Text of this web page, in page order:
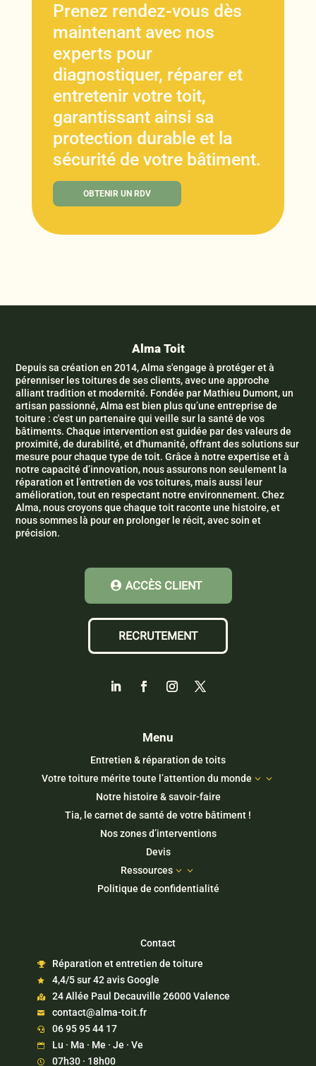
Prenez rendez-vous dès
maintenant avec nos
experts pour
diagnostiquer, réparer et
entretenir votre toit,
garantissant ainsi sa
protection durable et la
sécurité de votre bâtiment.
OBTENIR UN RDV
Alma Toit
Depuis sa création en 2014, Alma s'engage à protéger et à
pérenniser les toitures de ses clients, avec une approche
alliant tradition et modernité. Fondée par Mathieu Dumont, un
artisan passionné, Alma est bien plus qu’une entreprise de
toiture : c'est un partenaire qui veille sur la santé de vos
bâtiments. Chaque intervention est guidée par des valeurs de
proximité, de durabilité, et d'humanité, offrant des solutions sur
mesure pour chaque type de toit. Grâce à notre expertise et à
notre capacité d’innovation, nous assurons non seulement la
réparation et l’entretien de vos toitures, mais aussi leur
amélioration, tout en respectant notre environnement. Chez
Alma, nous croyons que chaque toit raconte une histoire, et
nous sommes là pour en prolonger le récit, avec soin et
précision.
ACCÈS CLIENT
RECRUTEMENT
Menu
Entretien & réparation de toits
Votre toiture mérite toute l’attention du monde
3
Notre histoire & savoir-faire
Tia, le carnet de santé de votre bâtiment !
Nos zones d’interventions
Devis
Ressources
3
Politique de confidentialité
Contact
 Réparation et entretien de toiture
 4,4/5 sur 42 avis Google
 24 Allée Paul Decauville 26000 Valence
 contact@alma-toit.fr
 06 95 95 44 17
 Lu · Ma · Me · Je · Ve
 07h30 · 18h00